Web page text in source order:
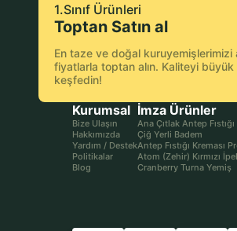
Kurumsal
Bize Ulaşın
Hakkımızda
Yardım / Destek
Politikalar
Blog
İmza Ürünler
Ana Çıtlak Antep Fıstığı
Çiğ Yerli Badem
Antep Fıstığı Kreması
Atom (Zehir) Kırmızı
Cranberry Turna Yemiş
1.Sınıf Ürünleri
Toptan Satın al
En taze ve doğal kuruyemişlerimizi
fiyatlarla toptan alın. Kaliteyi
keşfedin!